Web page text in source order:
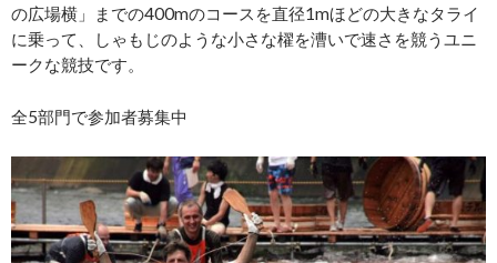
の広場横」までの400mのコースを直径1mほどの大きなタライ
に乗って、しゃもじのような小さな櫂を漕いで速さを競うユニ
ークな競技です。
全5部門で参加者募集中